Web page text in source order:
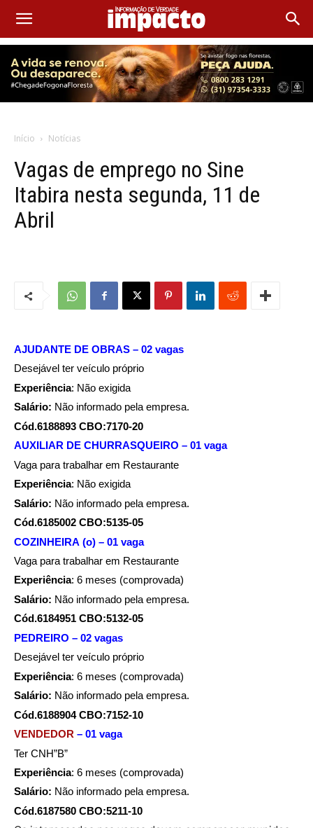
Início Notícias
Vagas de emprego no Sine
Itabira nesta segunda, 11 de
Abril
AJUDANTE DE OBRAS – 02 vagas
Desejável ter veículo próprio
Experiência: Não exigida
Salário: Não informado pela empresa.
Cód.6188893 CBO:7170-20
AUXILIAR DE CHURRASQUEIRO – 01 vaga
Vaga para trabalhar em Restaurante
Experiência: Não exigida
Salário: Não informado pela empresa.
Cód.6185002 CBO:5135-05
COZINHEIRA (o) – 01 vaga
Vaga para trabalhar em Restaurante
Experiência: 6 meses (comprovada)
Salário: Não informado pela empresa.
Cód.6184951 CBO:5132-05
PEDREIRO – 02 vagas
Desejável ter veículo próprio
Experiência: 6 meses (comprovada)
Salário: Não informado pela empresa.
Cód.6188904 CBO:7152-10
VENDEDOR – 01 vaga
Ter CNH”B”
Experiência: 6 meses (comprovada)
Salário: Não informado pela empresa.
Cód.6187580 CBO:5211-10